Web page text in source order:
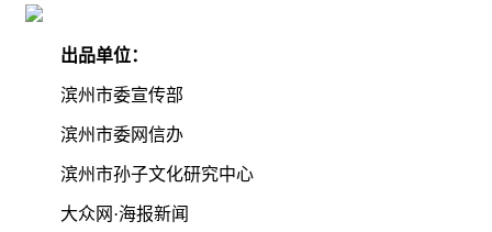
出品单位：
滨州市委宣传部
滨州市委网信办
滨州市孙子文化研究中心
大众网·海报新闻